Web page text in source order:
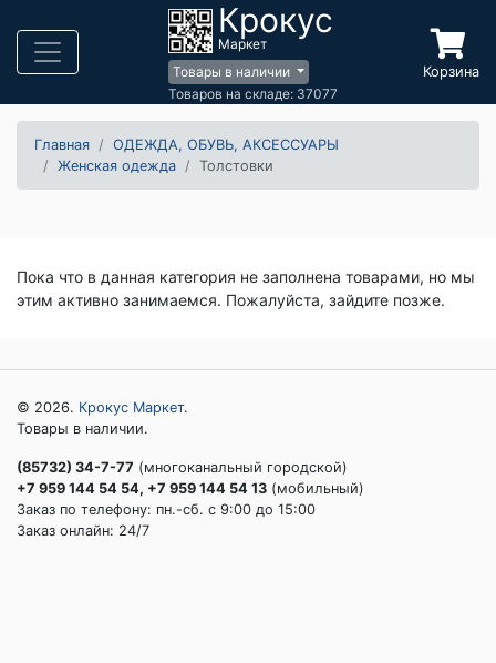
Крокус
Маркет
Товары в наличии
Товаров на складе: 37077
Корзина
Главная
ОДЕЖДА, ОБУВЬ, АКСЕССУАРЫ
Женская одежда
Толстовки
Пока что в данная категория не заполнена товарами, но мы
этим активно занимаемся. Пожалуйста, зайдите позже.
© 2026. Крокус Маркет.
Товары в наличии.
(85732) 34-7-77 (многоканальный городской)
+7 959 144 54 54, +7 959 144 54 13 (мобильный)
Заказ по телефону: пн.-сб. c 9:00 до 15:00
Заказ онлайн: 24/7